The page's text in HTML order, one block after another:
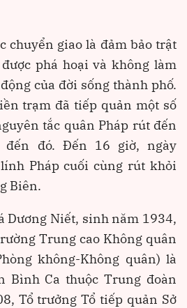
chuyển giao là đảm bảo trật
phá hoại và không làm
của đời sống thành phố.
trạm đã tiếp quản một số
tắc quân Pháp rút đến
đến đó. Đến 16 giờ, ngày
Pháp cuối cùng rút khỏi
Biên.
Dương Niết, sinh năm 1934,
Trung cao Không quân
không-Không quân) là
Bình Ca thuộc Trung đoàn
Tổ trưởng Tổ tiếp quản Sở